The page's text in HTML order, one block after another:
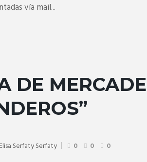
vía mail...
DE
Elisa Serfaty Serfaty 0 0 0